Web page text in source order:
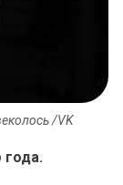
/VK
года.